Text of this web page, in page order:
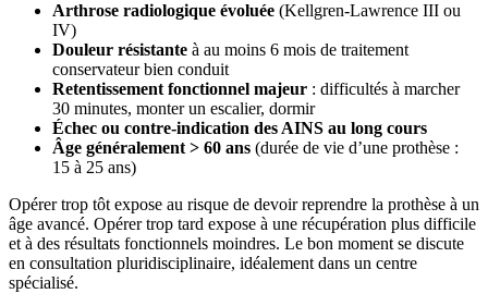
Arthrose radiologique évoluée (Kellgren-Lawrence III ou
IV)
Douleur résistante à au moins 6 mois de traitement
conservateur bien conduit
Retentissement fonctionnel majeur : difficultés à marcher
30 minutes, monter un escalier, dormir
Échec ou contre-indication des AINS au long cours
Âge généralement > 60 ans (durée de vie d’une prothèse :
15 à 25 ans)
Opérer trop tôt expose au risque de devoir reprendre la prothèse à un
âge avancé. Opérer trop tard expose à une récupération plus difficile
et à des résultats fonctionnels moindres. Le bon moment se discute
en consultation pluridisciplinaire, idéalement dans un centre
spécialisé.